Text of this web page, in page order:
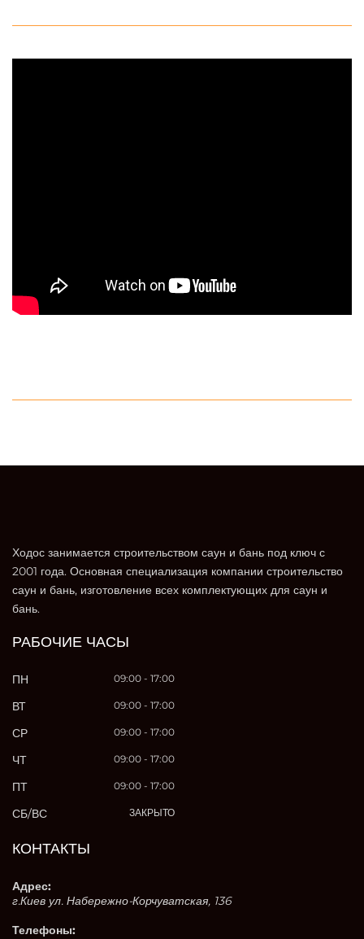
Ходос занимается строительством саун и бань под ключ с
2001 года. Основная специализация компании строительство
саун и бань, изготовление всех комплектующих для саун и
бань.
РАБОЧИЕ ЧАСЫ
ПН 09:00 - 17:00
ВТ 09:00 - 17:00
СР 09:00 - 17:00
ЧТ 09:00 - 17:00
ПТ 09:00 - 17:00
СБ/ВС ЗАКРЫТО
КОНТАКТЫ
Адрес:
г.Киев ул. Набережно-Корчуватская, 136
Телефоны: